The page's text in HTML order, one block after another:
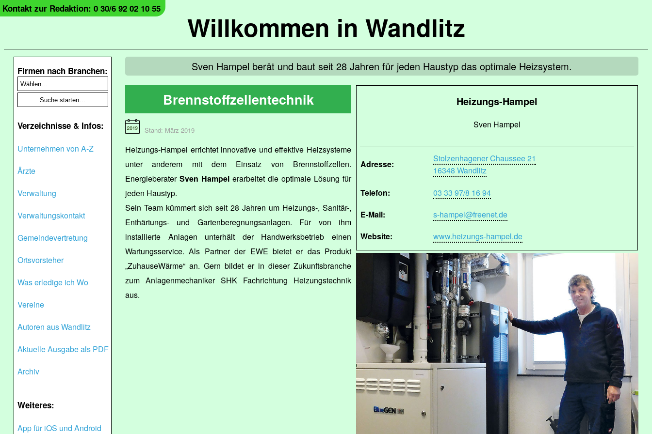
Willkommen in Wandlitz
Kontakt zur Redaktion: 0 30/6 92 02 10 55
Firmen nach Branchen:
Verzeichnisse & Infos:
Unternehmen von A-Z
Ärzte
Verwaltung
Verwaltungskontakt
Gemeindevertretung
Ortsvorsteher
Was erledige ich Wo
Vereine
Autoren aus Wandlitz
Aktuelle Ausgabe als PDF
Archiv
Weiteres:
App für iOS und Android
Sven Hampel berät und baut seit 28 Jahren für jeden Haustyp das optimale Heizsystem.
Heizungs-Hampel
Sven Hampel
Adresse:
Stolzenhagener Chaussee 21
16348 Wandlitz
Telefon:
03 33 97/8 16 94
E-Mail:
s-hampel@freenet.de
Website:
www.heizungs-hampel.de
Brennstoffzellentechnik
Stand: März 2019
Heizungs-Hampel errichtet innovative und effektive Heizsysteme
unter anderem mit dem Einsatz von Brennstoffzellen.
EnergieberaterSven Hampel erarbeitet die optimale Lösung für
jeden Haustyp.
Sein Team kümmert sich seit 28 Jahren um Heizungs-, Sanitär-,
Enthärtungs- und Gartenberegnungsanlagen. Für von ihm
installierte Anlagen unterhält der Handwerksbetrieb einen
Wartungsservice. Als Partner der EWE bietet er das Produkt
„ZuhauseWärme“ an. Gern bildet er in dieser Zukunftsbranche
zum Anlagenmechaniker SHK Fachrichtung Heizungstechnik
aus.